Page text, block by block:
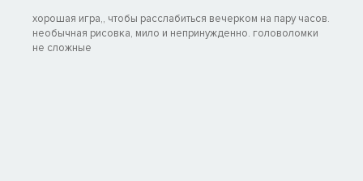
хорошая игра,, чтобы расслабиться вечерком на пару часов.
необычная рисовка, мило и непринужденно. головоломки
не сложные